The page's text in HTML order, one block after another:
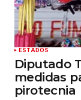
ESTADOS
Diputado
medidas
pirotecnia